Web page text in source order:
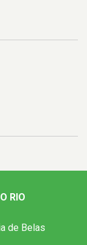
RIO
de Belas